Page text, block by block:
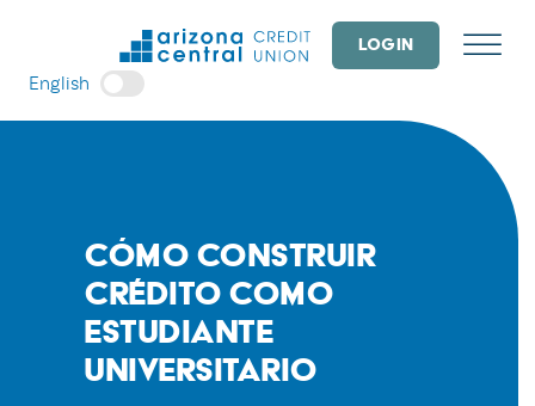
LOGIN
English
Cómo construir
crédito como
estudiante
universitario